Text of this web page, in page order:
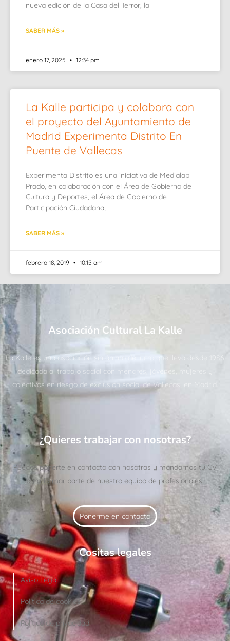
nueva edición de la Casa del Terror, la
SABER MÁS »
enero 17, 2025 12:34 pm
La Kalle participa y colabora con
el proyecto del Ayuntamiento de
Madrid Experimenta Distrito En
Puente de Vallecas
Experimenta Distrito es una iniciativa de Medialab
Prado, en colaboración con el Área de Gobierno de
Cultura y Deportes, el Área de Gobierno de
Participación Ciudadana,
SABER MÁS »
febrero 18, 2019 10:15 am
Asociación Cultural La Kalle
La Kalle es una asociación sin ánimo de lucro que lleva desde 1986
dedicada al trabajo social con menores, jóvenes, mujeres y
colectivos en riesgo de exclusión social de Vallecas, en Madrid.
¿Quieres trabajar con nosotras?
Puedes ponerte en contacto con nosotras y mandarnos tu CV
para formar parte de nuestro equipo de profesionales.
Ponerme en contacto
Cositas legales
Aviso Legal
Política de cookies
Política de privacidad